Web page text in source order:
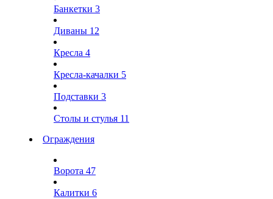
Банкетки 3
Диваны 12
Кресла 4
Кресла-качалки 5
Подставки 3
Столы и стулья 11
Ограждения
Ворота 47
Калитки 6